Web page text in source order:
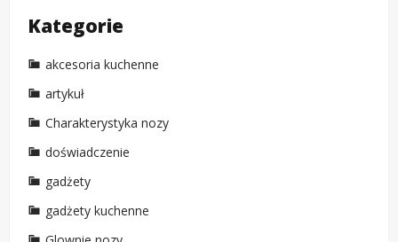
Kategorie
akcesoria kuchenne
artykuł
Charakterystyka nozy
doświadczenie
gadżety
gadżety kuchenne